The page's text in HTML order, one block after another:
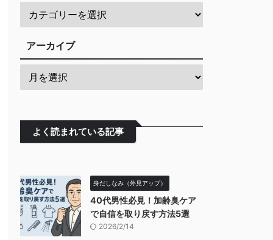
アーカイブ
よく読まれている記事
身だしなみ（外見アップ）
40代男性必見！加齢臭ケア
で自信を取り戻す方法5選
2026/2/14